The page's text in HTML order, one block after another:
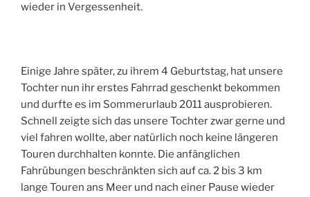
wieder in Vergessenheit.
Einige Jahre später, zu ihrem 4 Geburtstag, hat unsere
Tochter nun ihr erstes Fahrrad geschenkt bekommen
und durfte es im Sommerurlaub 2011 ausprobieren.
Schnell zeigte sich das unsere Tochter zwar gerne und
viel fahren wollte, aber natürlich noch keine längeren
Touren durchhalten konnte. Die anfänglichen
Fahrübungen beschränkten sich auf ca. 2 bis 3 km
lange Touren ans Meer und nach einer Pause wieder